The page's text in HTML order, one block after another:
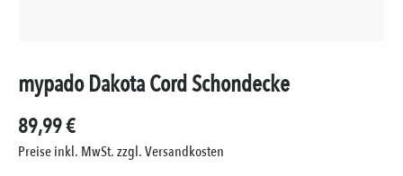
mypado Dakota Cord Schondecke
89,99 €
Preise inkl. MwSt. zzgl. Versandkosten